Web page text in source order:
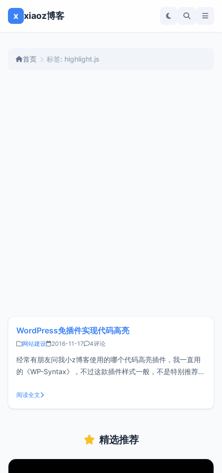
x xiaoz博客
首页 标签: highlight.js
WordPress免插件实现代码高亮
网站建设 2016-11-17 4评论
经常有朋友问我小z博客使用的哪个代码高亮插件，我一直用
的《WP-Syntax》，不过这款插件样式一般，不是特别推荐。
要安装WordPress插件，但是依然会用到一个js插件
highlight.js引入highlight.js一般是在您主题文件的h
阅读全文
精选推荐